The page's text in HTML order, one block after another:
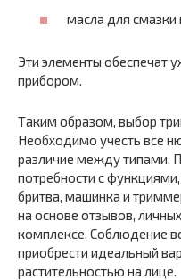
масла для смазки
Эти элементы обеспечат
прибором.
Таким образом, выбор
Необходимо учесть все
различие между типами.
потребности с
бритва, машинка и
на основе отзывов,
комплексе. Соблюдение
приобрести идеальный
растительностью на лице.